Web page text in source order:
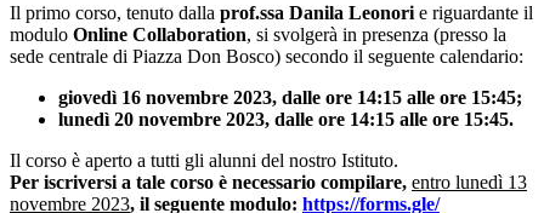
Il primo corso, tenuto dalla prof.ssa Danila Leonori e riguardante il
modulo Online Collaboration, si svolgerà in presenza (presso la
sede centrale di Piazza Don Bosco) secondo il seguente calendario:
giovedì 16 novembre 2023, dalle ore 14:15 alle ore 15:45;
lunedì 20 novembre 2023, dalle ore 14:15 alle ore 15:45.
Il corso è aperto a tutti gli alunni del nostro Istituto.
Per iscriversi a tale corso è necessario compilare, entro lunedì 13
novembre 2023, il seguente modulo: https://forms.gle/